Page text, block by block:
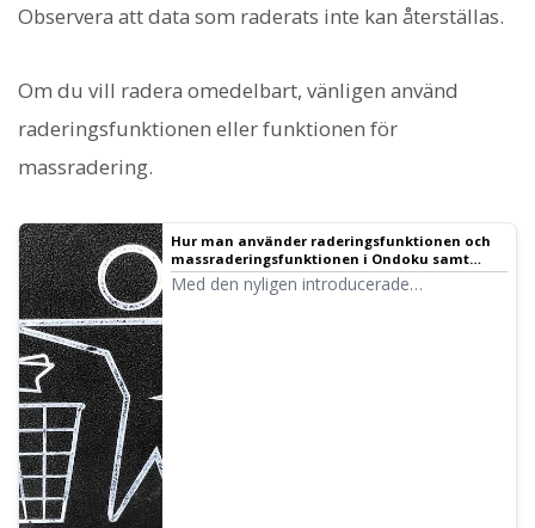
Observera att data som raderats inte kan återställas.
Om du vill radera omedelbart, vänligen använd
raderingsfunktionen eller funktionen för
massradering.
Hur man använder raderingsfunktionen och
massraderingsfunktionen i Ondoku samt
viktiga punkter. Radera text och data från
historik och server｜Text-till-tal-programvara
Med den nyligen introducerade